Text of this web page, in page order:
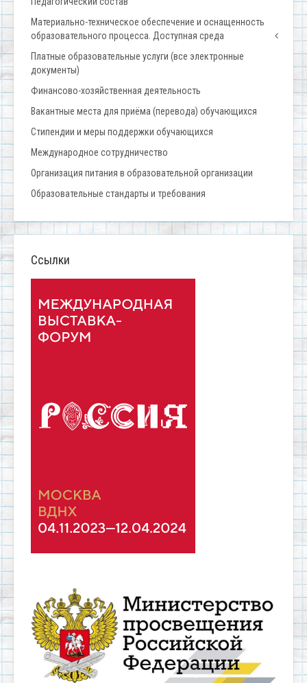
Материально-техническое обеспечение и оснащенность
образовательного процесса. Доступная среда
Платные образовательные услуги (все электронные
документы)
Финансово-хозяйственная деятельность
Вакантные места для приёма (перевода) обучающихся
Стипендии и меры поддержки обучающихся
Международное сотрудничество
Организация питания в образовательной организации
Образовательные стандарты и требования
Ссылки